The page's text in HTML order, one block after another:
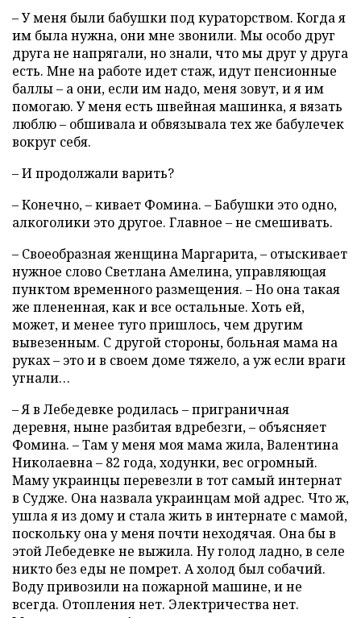
– У меня были бабушки под кураторством. Когда я
им была нужна, они мне звонили. Мы особо друг
друга не напрягали, но знали, что мы друг у друга
есть. Мне на работе идет стаж, идут пенсионные
баллы – а они, если им надо, меня зовут, и я им
помогаю. У меня есть швейная машинка, я вязать
люблю – обшивала и обвязывала тех же бабулечек
вокруг себя.
– И продолжали варить?
– Конечно, – кивает Фомина. – Бабушки это одно,
алкоголики это другое. Главное – не смешивать.
– Своеобразная женщина Маргарита, – отыскивает
нужное слово Светлана Амелина, управляющая
пунктом временного размещения. – Но она такая
же плененная, как и все остальные. Хоть ей,
может, и менее туго пришлось, чем другим
вывезенным. С другой стороны, больная мама на
руках – это и в своем доме тяжело, а уж если враги
угнали…
– Я в Лебедевке родилась – приграничная
деревня, ныне разбитая вдребезги, – объясняет
Фомина. – Там у меня моя мама жила, Валентина
Николаевна – 82 года, ходунки, вес огромный.
Маму украинцы перевезли в тот самый интернат
в Судже. Она назвала украинцам мой адрес. Что ж,
ушла я из дому и стала жить в интернате с мамой,
поскольку она у меня почти неходячая. Она бы в
этой Лебедевке не выжила. Ну голод ладно, в селе
никто без еды не помрет. А холод был собачий.
Воду привозили на пожарной машине, и не
всегда. Отопления нет. Электричества нет.